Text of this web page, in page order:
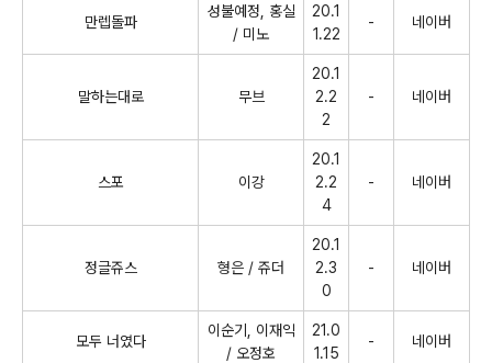
만렙돌파
성불예정
홍실
/ 미노
20.1
1.22
- 네이버
말하는대로 무브
20.1
2.2
2
- 네이버
스포 이강
20.1
2.2
4
- 네이버
정글쥬스 형은 / 쥬더
20.1
2.3
0
- 네이버
모두 너였다
이순기
이재익
/ 오정호
21.0
1.15
- 네이버